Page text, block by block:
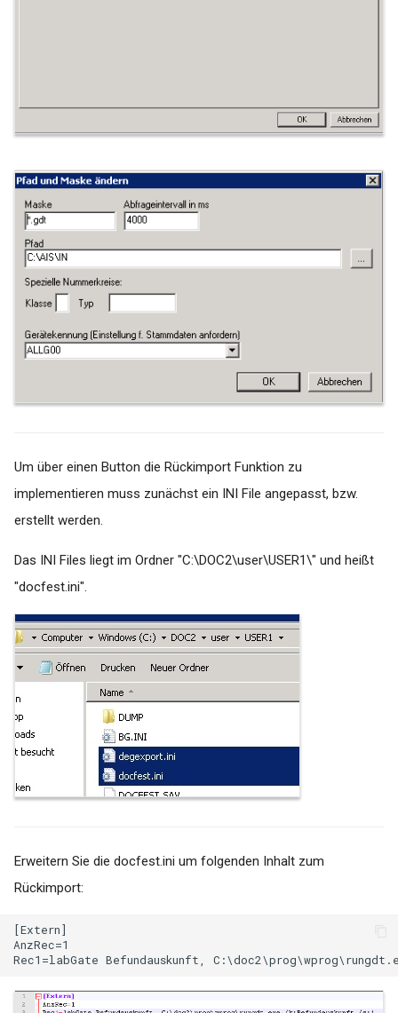
Um über einen Button die Rückimport Funktion zu
implementieren muss zunächst ein INI File angepasst, bzw.
erstellt werden.
Das INI Files liegt im Ordner "C:\DOC2\user\USER1\" und heißt
"docfest.ini".
Erweitern Sie die docfest.ini um folgenden Inhalt zum
Rückimport:
[Extern]
AnzRec=1